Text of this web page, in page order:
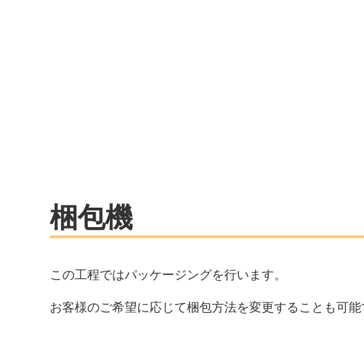
梱包機
この工程ではパッケージングを行います。
お客様のご希望に応じて梱包方法を変更することも可能